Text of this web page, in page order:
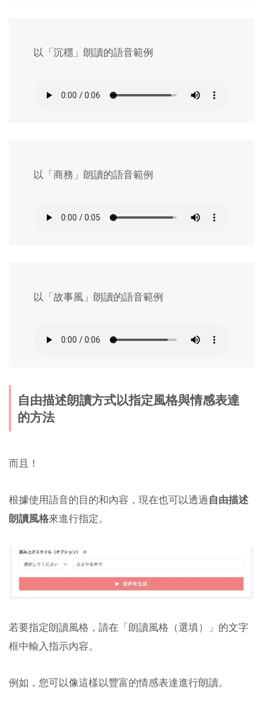
以「沉穩」朗讀的語音範例
以「商務」朗讀的語音範例
以「故事風」朗讀的語音範例
自由描述朗讀方式以指定風格與情感表達
的方法
而且！
根據使用語音的目的和內容，現在也可以透過自由描述
朗讀風格來進行指定。
若要指定朗讀風格，請在「朗讀風格（選填）」的文字
框中輸入指示內容。
例如，您可以像這樣以豐富的情感表達進行朗讀。